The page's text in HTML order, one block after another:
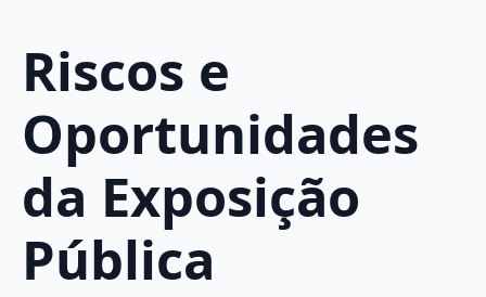
Riscos e
Oportunidades
da Exposição
Pública